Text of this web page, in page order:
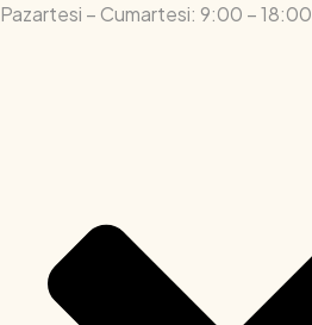
Pazartesi – Cumartesi: 9:00 – 18:00